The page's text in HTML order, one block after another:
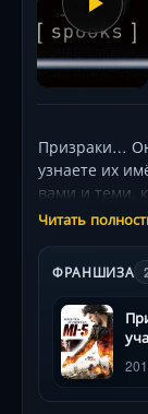
Призраки…
узнаете их
вами и теми,
Группа
свою
другие
королевства.
Читать
ФРАНШИЗА